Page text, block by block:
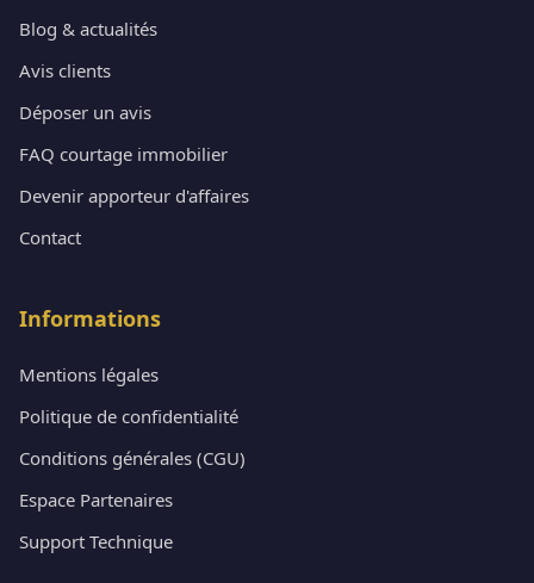
Blog & actualités
Avis clients
Déposer un avis
FAQ courtage immobilier
Devenir apporteur d'affaires
Contact
Informations
Mentions légales
Politique de confidentialité
Conditions générales (CGU)
Espace Partenaires
Support Technique